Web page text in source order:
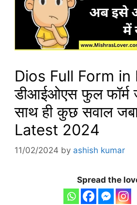
Dios Full Form in
डीआईओएस फुल फॉर्म
साथ ही कुछ सवाल
Latest 2024
11/02/2024 by ashish kumar
Spread the